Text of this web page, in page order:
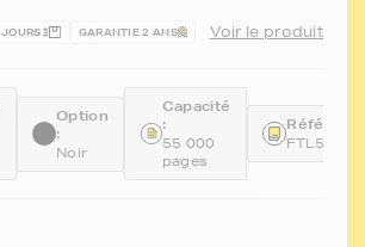
GARANTIE 2 ANS Voir le produit
Option
:
Noir
Capacité
:
55 000
pages